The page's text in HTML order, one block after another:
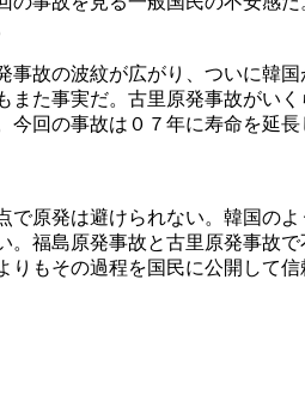
故の波紋が広がり、ついに韓
た事実だ。古里原発事故がい
回の事故は０７年に寿命を延
原発は避けられない。韓国の
福島原発事故と古里原発事故
もその過程を国民に公開して信